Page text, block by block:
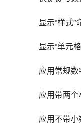
显示“样式
显示“单元
应用常规
应用带两
应用不带小